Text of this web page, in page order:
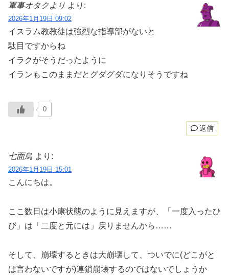
軍事オタクより より:
2026年1月19日 09:02
イスラム教教徒は強烈な指導部がないと
駄目ですからね
イラクがそうだったように
イランもこのままだとグダグダになりそうですね
0
返信
七面鳥 より:
2026年1月19日 15:01
こんにちは。
ここ数日は小康状態のように見えますが、「一度入ったひ
び」は「二度と元には」戻りませんから……
そして、崩壊するときは大崩壊して、ついでに(どこがと
は言わないですが)連鎖崩壊するのではないでしょうか